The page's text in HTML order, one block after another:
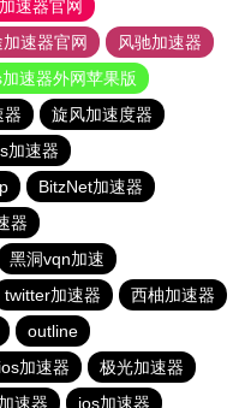
速器官网
速器官网
风驰加速器
速器外网苹果版
器
旋风加速度器
加速器
BitzNet加速器
器
黑洞vqn加速
twitter加速器
西柚加速器
outline
ios加速器
极光加速器
速器 ios加速器